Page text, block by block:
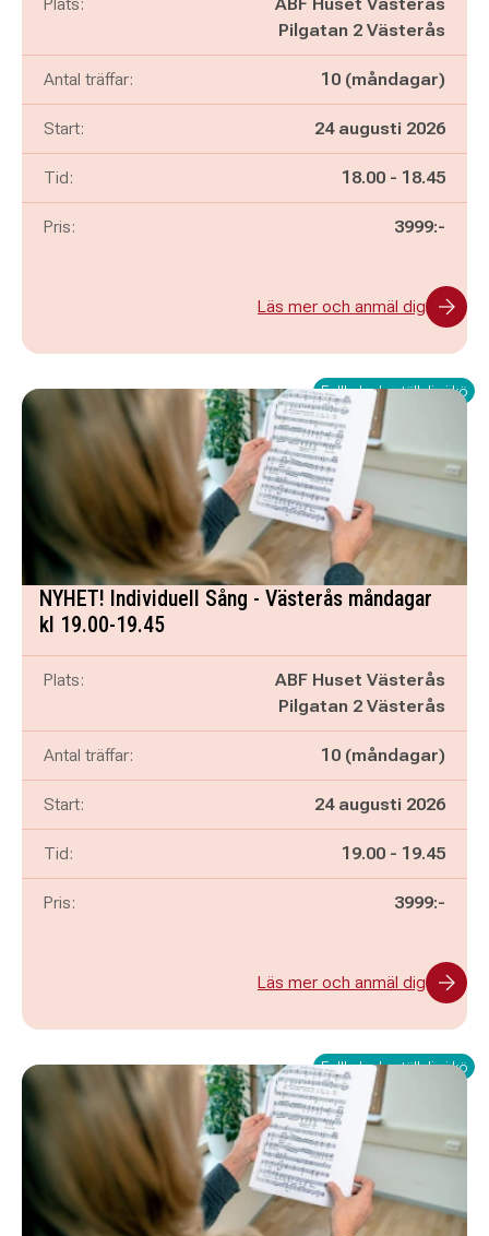
Pilgatan 2 Västerås
Antal träffar: 10 (måndagar)
Start: 24 augusti 2026
Tid: Pågår mellan
18.00 - och
18.45
Pris: 3999:-
Läs mer och anmäl dig
Fullbokad - ställ dig i kö
NYHET! Individuell Sång - Västerås måndagar
kl 19.00-19.45
Plats:
ABF Huset Västerås
Pilgatan 2 Västerås
Antal träffar: 10 (måndagar)
Start: 24 augusti 2026
Tid: Pågår mellan
19.00 - och
19.45
Pris: 3999:-
Läs mer och anmäl dig
Fullbokad - ställ dig i kö